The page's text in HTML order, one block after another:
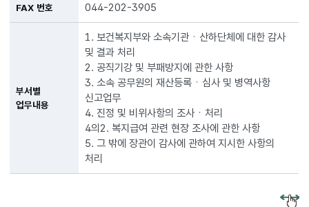
FAX 번호 044-202-3905
부서별
업무내용
1. 보건복지부와 소속기관ㆍ산하단체에 대한 감사
및 결과 처리
2. 공직기강 및 부패방지에 관한 사항
3. 소속 공무원의 재산등록ㆍ심사 및 병역사항
신고업무
4. 진정 및 비위사항의 조사ㆍ처리
4의2. 복지급여 관련 현장 조사에 관한 사항
5. 그 밖에 장관이 감사에 관하여 지시한 사항의
처리